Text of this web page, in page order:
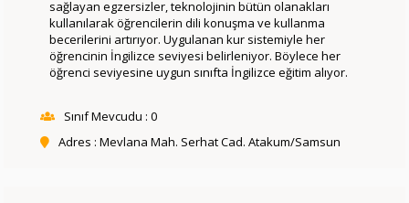
sağlayan egzersizler, teknolojinin bütün olanakları
kullanılarak öğrencilerin dili konuşma ve kullanma
becerilerini artırıyor. Uygulanan kur sistemiyle her
öğrencinin İngilizce seviyesi belirleniyor. Böylece her
öğrenci seviyesine uygun sınıfta İngilizce eğitim alıyor.
Sınıf Mevcudu : 0
Adres : Mevlana Mah. Serhat Cad. Atakum/Samsun